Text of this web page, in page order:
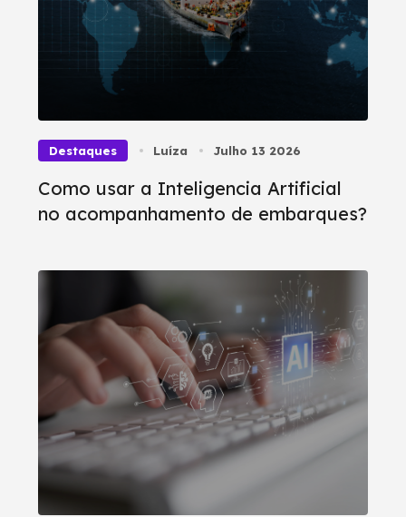
Destaques Luíza Julho 13 2026
Como usar a Inteligencia Artificial
no acompanhamento de embarques?